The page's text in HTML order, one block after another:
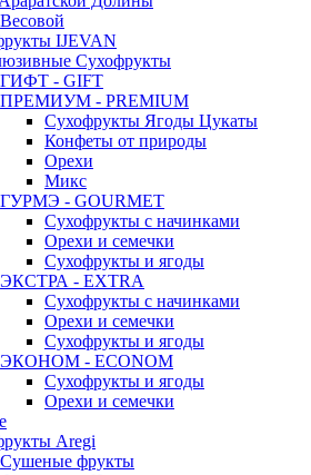
Весовой
IJEVAN
Сухофрукты
ГИФТ - GIFT
ПРЕМИУМ - PREMIUM
Сухофрукты Ягоды Цукаты
Конфеты от природы
Орехи
Микс
ГУРМЭ - GOURMET
Сухофрукты с начинками
Орехи и семечки
Сухофрукты и ягоды
ЭКСТРА - EXTRA
Сухофрукты с начинками
Орехи и семечки
Сухофрукты и ягоды
ЭКОНОМ - ECONOM
Сухофрукты и ягоды
Орехи и семечки
Aregi
Сушеные фрукты